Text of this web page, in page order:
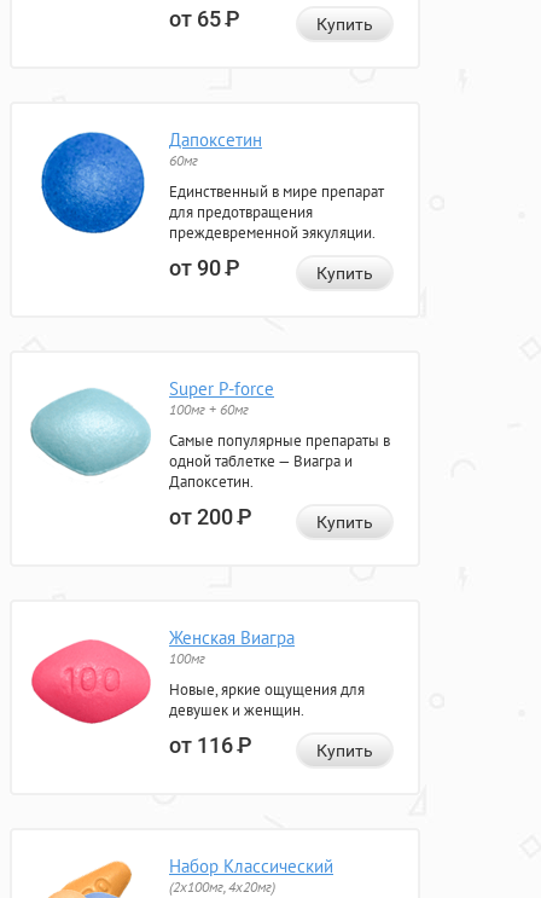
от 65Р Купить
Дапоксетин
60мг
Единственный в мире препарат
для предотвращения
преждевременной эякуляции.
от 90Р Купить
Super P-force
100мг + 60мг
Самые популярные препараты в
одной таблетке — Виагра и
Дапоксетин.
от 200Р Купить
Женская Виагра
100мг
Новые, яркие ощущения для
девушек и женщин.
от 116Р Купить
Набор Классический
(2x100мг, 4x20мг)